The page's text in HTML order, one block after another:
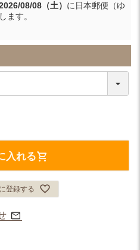
08/08（土） に 日本郵便（ゆ
ます。
入れる
登録する